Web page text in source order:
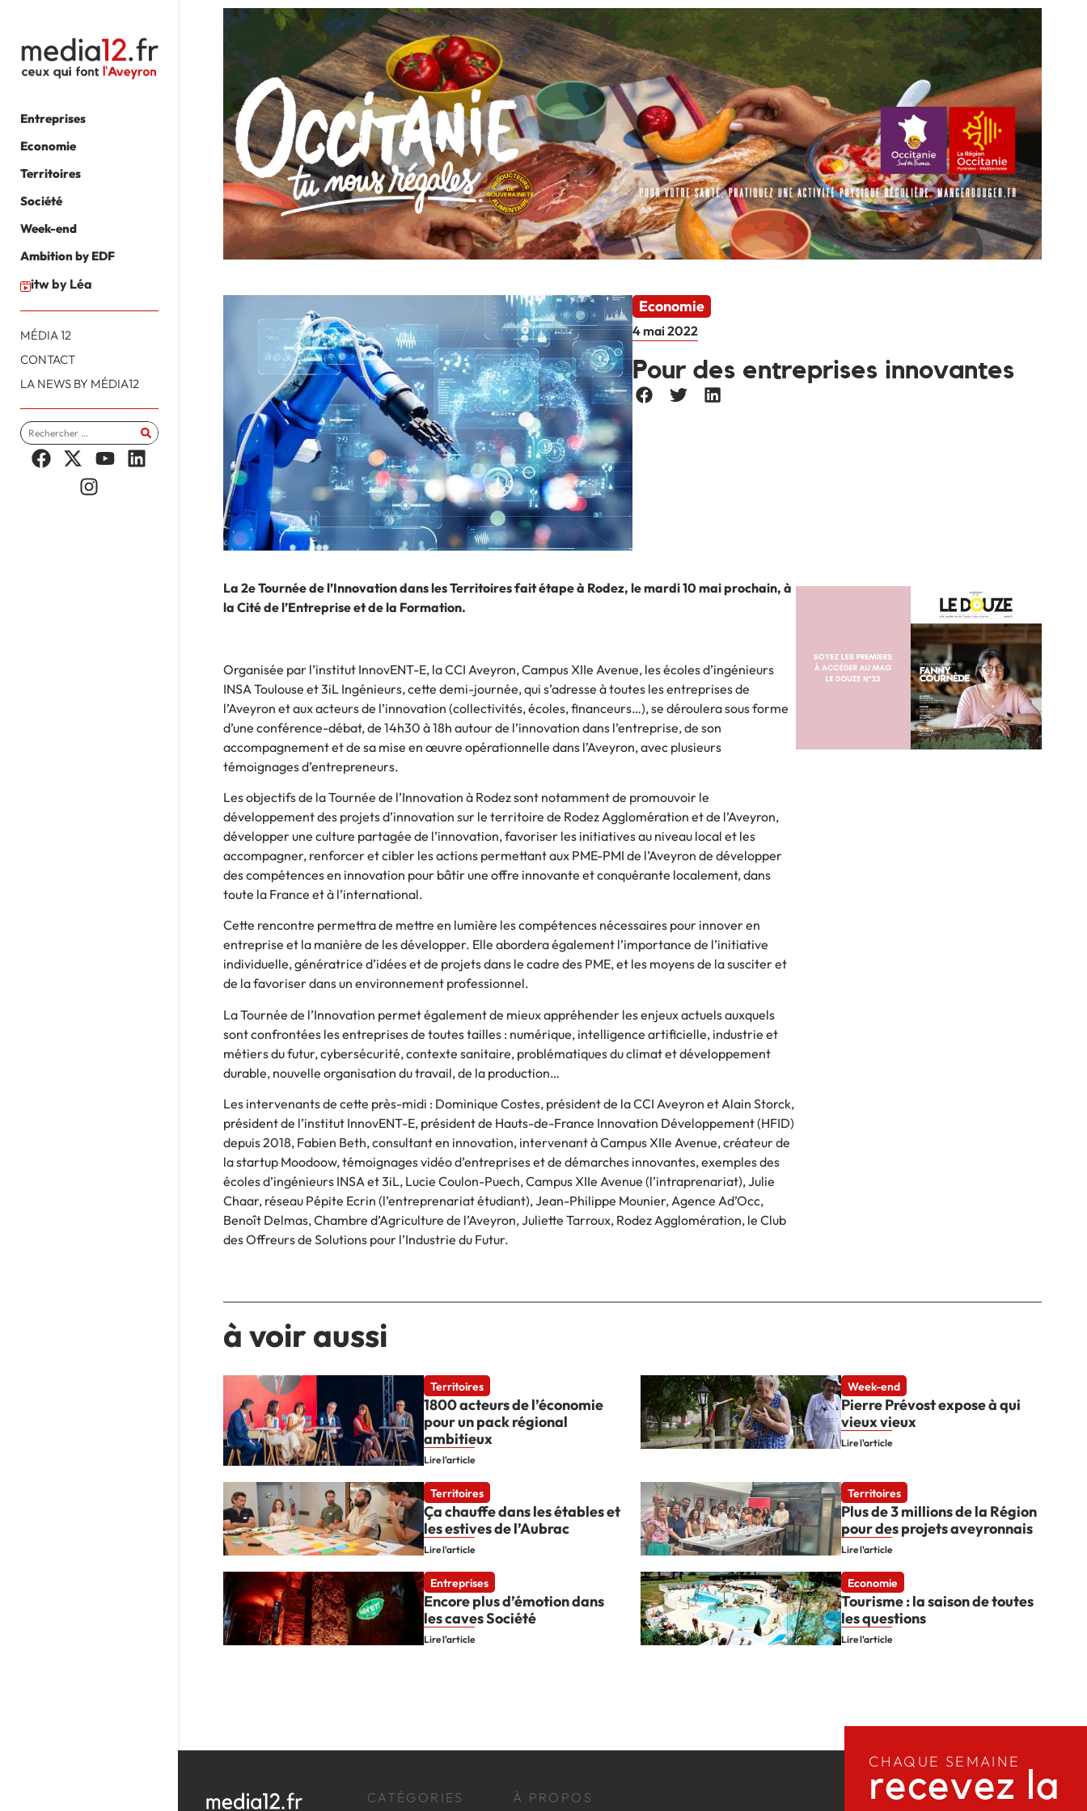
Entreprises
Economie
Territoires
Société
Week-end
Ambition by EDF
itw by Léa
MÉDIA 12
CONTACT
LA NEWS BY MÉDIA12
Economie
4 mai 2022
Pour des entreprises innovantes
La 2e Tournée de l’Innovation dans les Territoires fait étape à Rodez, le mardi 10 mai prochain, à
la Cité de l’Entreprise et de la Formation.
Organisée par l’institut InnovENT-E, la CCI Aveyron, Campus XIIe Avenue, les écoles d’ingénieurs
INSA Toulouse et 3iL Ingénieurs, cette demi-journée, qui s’adresse à toutes les entreprises de
l’Aveyron et aux acteurs de l’innovation (collectivités, écoles, financeurs…), se déroulera sous forme
d’une conférence-débat, de 14h30 à 18h autour de l’innovation dans l’entreprise, de son
accompagnement et de sa mise en œuvre opérationnelle dans l’Aveyron, avec plusieurs
témoignages d’entrepreneurs.
Les objectifs de la Tournée de l’Innovation à Rodez sont notamment de promouvoir le
développement des projets d’innovation sur le territoire de Rodez Agglomération et de l’Aveyron,
développer une culture partagée de l’innovation, favoriser les initiatives au niveau local et les
accompagner, renforcer et cibler les actions permettant aux PME-PMI de l’Aveyron de développer
des compétences en innovation pour bâtir une offre innovante et conquérante localement, dans
toute la France et à l’international.
Cette rencontre permettra de mettre en lumière les compétences nécessaires pour innover en
entreprise et la manière de les développer. Elle abordera également l’importance de l’initiative
individuelle, génératrice d’idées et de projets dans le cadre des PME, et les moyens de la susciter et
de la favoriser dans un environnement professionnel.
La Tournée de l’Innovation permet également de mieux appréhender les enjeux actuels auxquels
sont confrontées les entreprises de toutes tailles : numérique, intelligence artificielle, industrie et
métiers du futur, cybersécurité, contexte sanitaire, problématiques du climat et développement
durable, nouvelle organisation du travail, de la production…
Les intervenants de cette près-midi : Dominique Costes, président de la CCI Aveyron et Alain Storck,
président de l’institut InnovENT-E, président de Hauts-de-France Innovation Développement (HFID)
depuis 2018, Fabien Beth, consultant en innovation, intervenant à Campus XIIe Avenue, créateur de
la startup Moodoow, témoignages vidéo d’entreprises et de démarches innovantes, exemples des
écoles d’ingénieurs INSA et 3iL, Lucie Coulon-Puech, Campus XIIe Avenue (l’intraprenariat), Julie
Chaar, réseau Pépite Ecrin (l’entreprenariat étudiant), Jean-Philippe Mounier, Agence Ad’Occ,
Benoît Delmas, Chambre d’Agriculture de l’Aveyron, Juliette Tarroux, Rodez Agglomération, le Club
des Offreurs de Solutions pour l’Industrie du Futur.
à voir aussi
Territoires
1800 acteurs de l’économie
pour un pack régional
ambitieux
Lire l'article
Week-end
Pierre Prévost expose à qui
vieux vieux
Lire l'article
Territoires
Ça chauffe dans les étables et
les estives de l’Aubrac
Lire l'article
Territoires
Plus de 3 millions de la Région
pour des projets aveyronnais
Lire l'article
Entreprises
Encore plus d’émotion dans
les caves Société
Lire l'article
Economie
Tourisme : la saison de toutes
les questions
Lire l'article
CATÉGORIES À PROPOS
CHAQUE SEMAINE
recevez la